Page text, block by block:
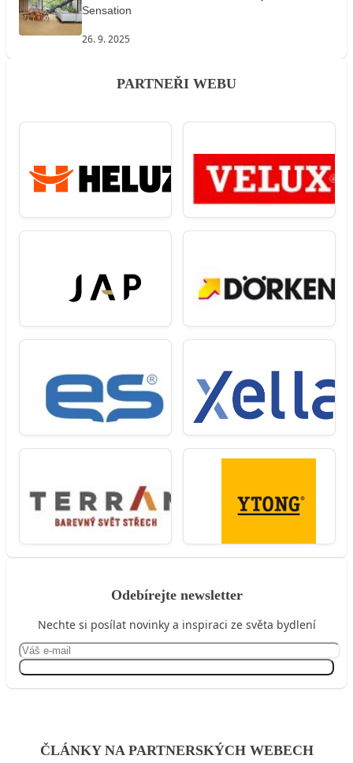
Sensation
26. 9. 2025
PARTNEŘI WEBU
Odebírejte newsletter
Nechte si posílat novinky a inspiraci ze světa bydlení
ČLÁNKY NA PARTNERSKÝCH WEBECH